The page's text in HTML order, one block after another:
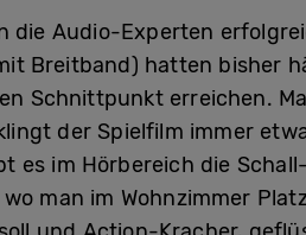
die Audio-Experten
Breitband) hatten bisher
Schnittpunkt erreichen.
der Spielfilm immer
es im Hörbereich die
man im Wohnzimmer